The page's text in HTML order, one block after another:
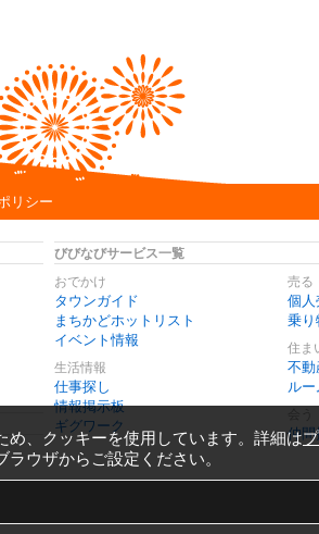
リシー
びびなびサービス一覧
おでかけ
タウンガイド
まちかどホットリスト
イベント情報
生活情報
仕事探し
情報掲示板
ギグワーク
売る
個人
乗り
住ま
不動
ルー
仲間
、クッキーを使用しています。詳細は
ウザからご設定ください。